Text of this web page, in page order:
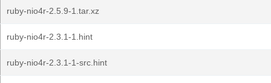
ruby-nio4r-2.5.9-1.tar.xz
ruby-nio4r-2.3.1-1.hint
ruby-nio4r-2.3.1-1-src.hint